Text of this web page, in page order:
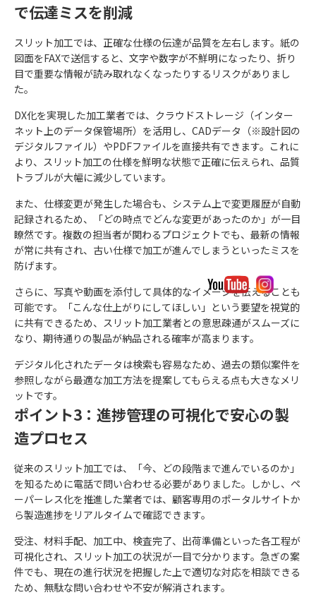
で伝達ミスを削減
スリット加工では、正確な仕様の伝達が品質を左右します。紙の
図面をFAXで送信すると、文字や数字が不鮮明になったり、折り
目で重要な情報が読み取れなくなったりするリスクがありまし
た。
DX化を実現した加工業者では、クラウドストレージ（インター
ネット上のデータ保管場所）を活用し、CADデータ（※設計図の
デジタルファイル）やPDFファイルを直接共有できます。これに
より、スリット加工の仕様を鮮明な状態で正確に伝えられ、品質
トラブルが大幅に減少しています。
また、仕様変更が発生した場合も、システム上で変更履歴が自動
記録されるため、「どの時点でどんな変更があったのか」が一目
瞭然です。複数の担当者が関わるプロジェクトでも、最新の情報
が常に共有され、古い仕様で加工が進んでしまうといったミスを
防げます。
さらに、写真や動画を添付して具体的なイメージを伝えることも
可能です。「こんな仕上がりにしてほしい」という要望を視覚的
に共有できるため、スリット加工業者との意思疎通がスムーズに
なり、期待通りの製品が納品される確率が高まります。
デジタル化されたデータは検索も容易なため、過去の類似案件を
参照しながら最適な加工方法を提案してもらえる点も大きなメリ
ットです。
ポイント3：進捗管理の可視化で安心の製
造プロセス
従来のスリット加工では、「今、どの段階まで進んでいるのか」
を知るために電話で問い合わせる必要がありました。しかし、ペ
ーパーレス化を推進した業者では、顧客専用のポータルサイトか
ら製造進捗をリアルタイムで確認できます。
受注、材料手配、加工中、検査完了、出荷準備といった各工程が
可視化され、スリット加工の状況が一目で分かります。急ぎの案
件でも、現在の進行状況を把握した上で適切な対応を相談できる
ため、無駄な問い合わせや不安が解消されます。